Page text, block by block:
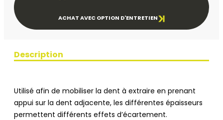
ACHAT AVEC OPTION D'ENTRETIEN
Description
Utilisé afin de mobiliser la dent à extraire en prenant
appui sur la dent adjacente, les différentes épaisseurs
permettent différents effets d’écartement.